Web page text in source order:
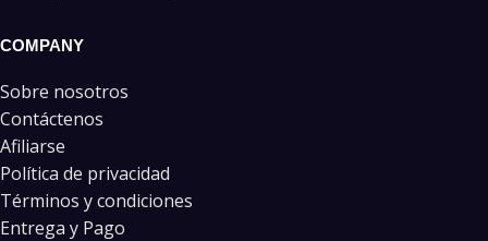
COMPANY
Sobre nosotros
Contáctenos
Afiliarse
Política de privacidad
Términos y condiciones
Entrega y Pago